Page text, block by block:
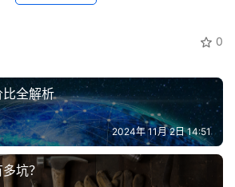
0
全解析
2024年 11月 2日 14:51
坑？